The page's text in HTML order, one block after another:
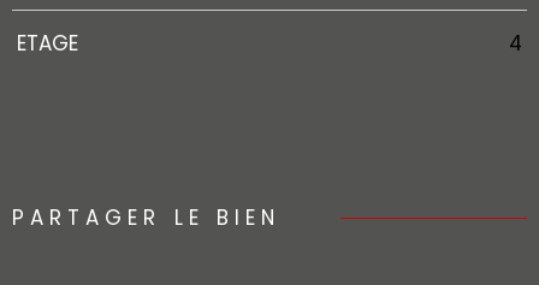
ETAGE 4
PARTAGER LE BIEN